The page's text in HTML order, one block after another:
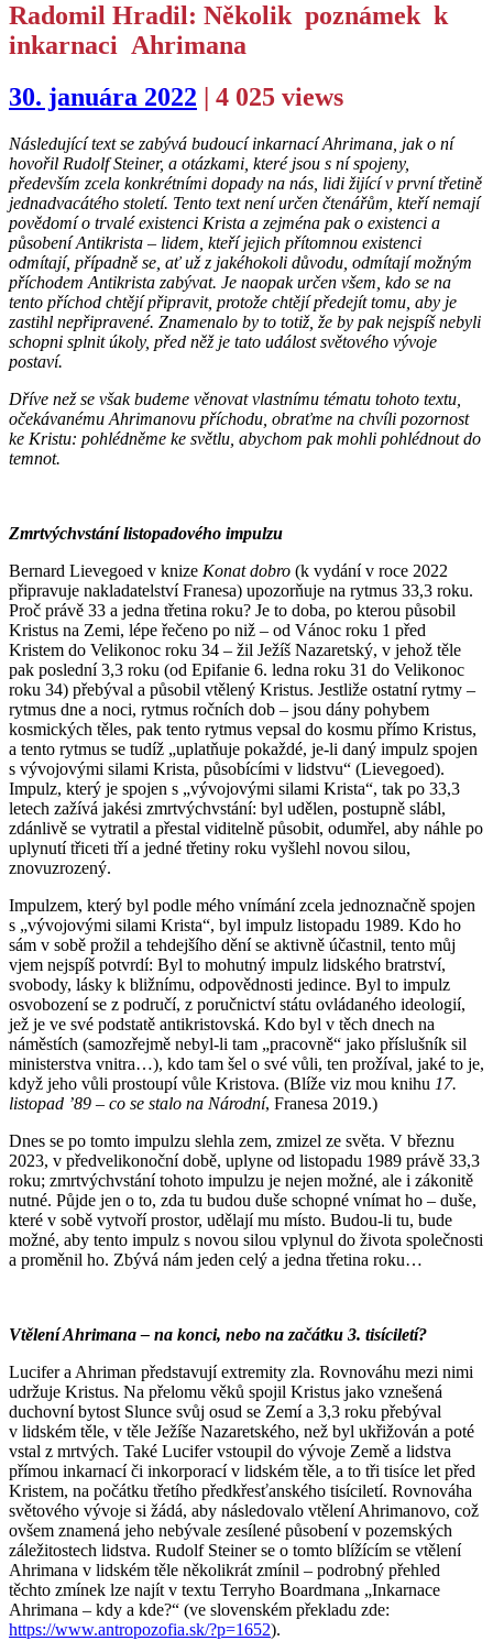
Radomil Hradil: Několik poznámek k
inkarnaci Ahrimana
30. januára 2022 | 4 025 views
Následující text se zabývá budoucí inkarnací Ahrimana, jak o ní
hovořil Rudolf Steiner, a otázkami, které jsou s ní spojeny,
především zcela konkrétními dopady na nás, lidi žijící v první třetině
jednadvacátého století. Tento text není určen čtenářům, kteří nemají
povědomí o trvalé existenci Krista a zejména pak o existenci a
působení Antikrista – lidem, kteří jejich přítomnou existenci
odmítají, případně se, ať už z jakéhokoli důvodu, odmítají možným
příchodem Antikrista zabývat. Je naopak určen všem, kdo se na
tento příchod chtějí připravit, protože chtějí předejít tomu, aby je
zastihl nepřipravené. Znamenalo by to totiž, že by pak nejspíš nebyli
schopni splnit úkoly, před něž je tato událost světového vývoje
postaví.
Dříve než se však budeme věnovat vlastnímu tématu tohoto textu,
očekávanému Ahrimanovu příchodu, obraťme na chvíli pozornost
ke Kristu: pohlédněme ke světlu, abychom pak mohli pohlédnout do
temnot.
Zmrtvýchvstání listopadového impulzu
Bernard Lievegoed v knize Konat dobro (k vydání v roce 2022
připravuje nakladatelství Franesa) upozorňuje na rytmus 33,3 roku.
Proč právě 33 a jedna třetina roku? Je to doba, po kterou působil
Kristus na Zemi, lépe řečeno po niž – od Vánoc roku 1 před
Kristem do Velikonoc roku 34 – žil Ježíš Nazaretský, v jehož těle
pak poslední 3,3 roku (od Epifanie 6. ledna roku 31 do Velikonoc
roku 34) přebýval a působil vtělený Kristus. Jestliže ostatní rytmy –
rytmus dne a noci, rytmus ročních dob – jsou dány pohybem
kosmických těles, pak tento rytmus vepsal do kosmu přímo Kristus,
a tento rytmus se tudíž „uplatňuje pokaždé, je-li daný impulz spojen
s vývojovými silami Krista, působícími v lidstvu“ (Lievegoed).
Impulz, který je spojen s „vývojovými silami Krista“, tak po 33,3
letech zažívá jakési zmrtvýchvstání: byl udělen, postupně slábl,
zdánlivě se vytratil a přestal viditelně působit, odumřel, aby náhle po
uplynutí třiceti tří a jedné třetiny roku vyšlehl novou silou,
znovuzrozený.
Impulzem, který byl podle mého vnímání zcela jednoznačně spojen
s „vývojovými silami Krista“, byl impulz listopadu 1989. Kdo ho
sám v sobě prožil a tehdejšího dění se aktivně účastnil, tento můj
vjem nejspíš potvrdí: Byl to mohutný impulz lidského bratrství,
svobody, lásky k bližnímu, odpovědnosti jedince. Byl to impulz
osvobození se z područí, z poručnictví státu ovládaného ideologií,
jež je ve své podstatě antikristovská. Kdo byl v těch dnech na
náměstích (samozřejmě nebyl-li tam „pracovně“ jako příslušník sil
ministerstva vnitra…), kdo tam šel o své vůli, ten prožíval, jaké to je,
když jeho vůli prostoupí vůle Kristova. (Blíže viz mou knihu 17.
listopad ʼ89 – co se stalo na Národní, Franesa 2019.)
Dnes se po tomto impulzu slehla zem, zmizel ze světa. V březnu
2023, v předvelikonoční době, uplyne od listopadu 1989 právě 33,3
roku; zmrtvýchvstání tohoto impulzu je nejen možné, ale i zákonitě
nutné. Půjde jen o to, zda tu budou duše schopné vnímat ho – duše,
které v sobě vytvoří prostor, udělají mu místo. Budou-li tu, bude
možné, aby tento impulz s novou silou vplynul do života společnosti
a proměnil ho. Zbývá nám jeden celý a jedna třetina roku…
Vtělení Ahrimana – na konci, nebo na začátku 3. tisíciletí?
Lucifer a Ahriman představují extremity zla. Rovnováhu mezi nimi
udržuje Kristus. Na přelomu věků spojil Kristus jako vznešená
duchovní bytost Slunce svůj osud se Zemí a 3,3 roku přebýval
v lidském těle, v těle Ježíše Nazaretského, než byl ukřižován a poté
vstal z mrtvých. Také Lucifer vstoupil do vývoje Země a lidstva
přímou inkarnací či inkorporací v lidském těle, a to tři tisíce let před
Kristem, na počátku třetího předkřesťanského tisíciletí. Rovnováha
světového vývoje si žádá, aby následovalo vtělení Ahrimanovo, což
ovšem znamená jeho nebývale zesílené působení v pozemských
záležitostech lidstva. Rudolf Steiner se o tomto blížícím se vtělení
Ahrimana v lidském těle několikrát zmínil – podrobný přehled
těchto zmínek lze najít v textu Terryho Boardmana „Inkarnace
Ahrimana – kdy a kde?“ (ve slovenském překladu zde:
https://www.antropozofia.sk/?p=1652).